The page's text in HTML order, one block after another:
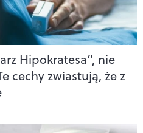
Hipokratesa”, nie
cechy zwiastują, że z